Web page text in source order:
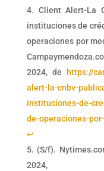
Client Alert-La
instituciones de
operaciones por
2024, dehttps://
alert-la-cnbv-
instituciones-de-
de-operaciones-
↩︎
(S/f).